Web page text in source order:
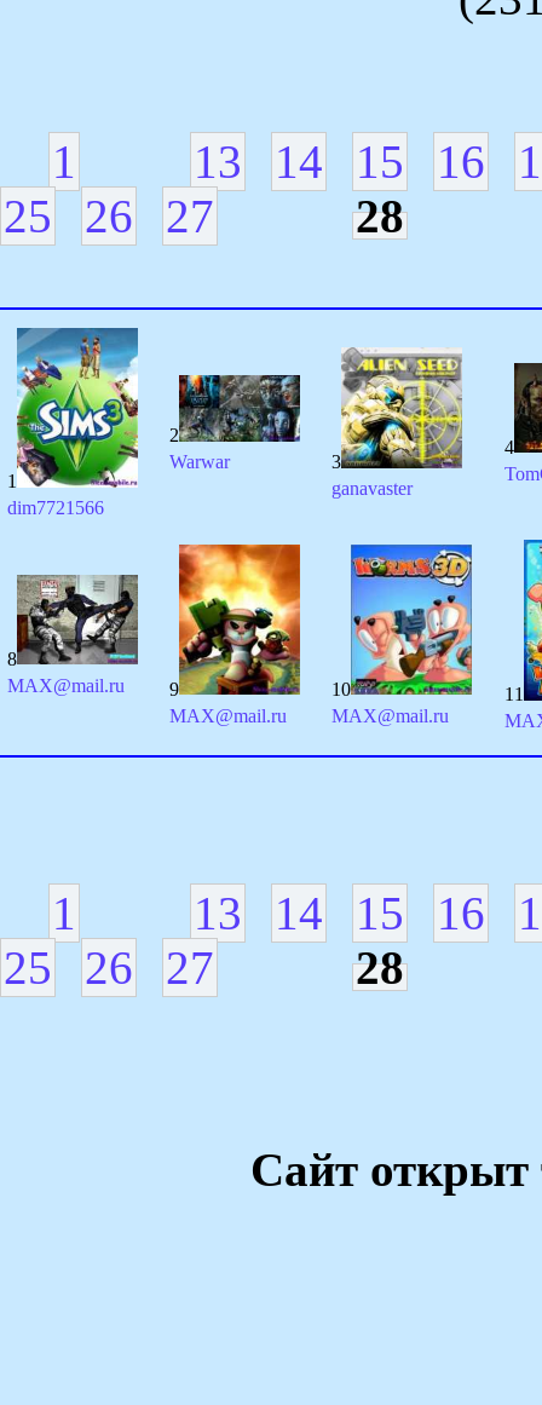
1 13 14 15 16
25
26 27 28
1
dim7721566
2
Warwar
3
ganavaster
4
8
MAX@mail.ru
9
MAX@mail.ru
10
MAX@mail.ru
11
1 13 14 15 16
25
26 27 28
Сайт открыт